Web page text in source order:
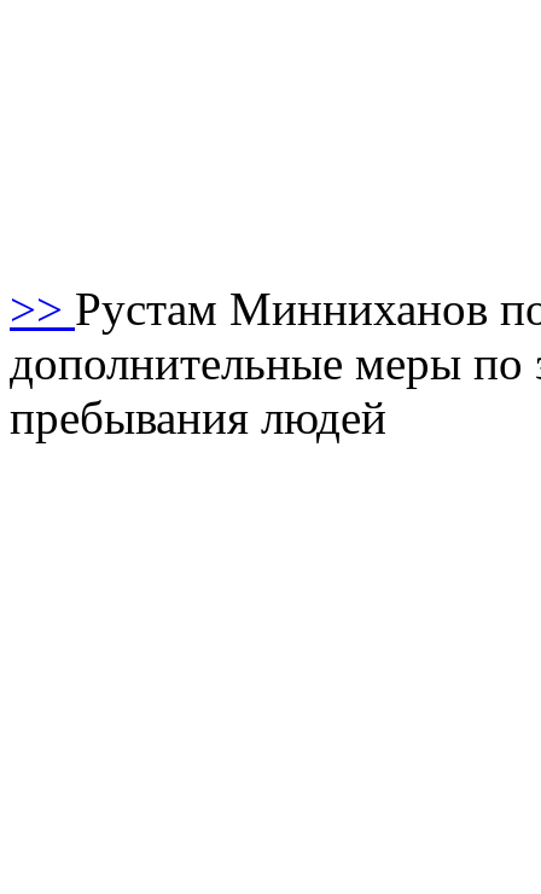
>> Рустам Минниханов
дополнительные меры по
пребывания людей